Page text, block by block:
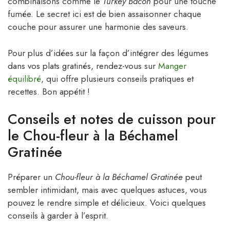
fumée. Le secret ici est de bien assaisonner chaque
couche pour assurer une harmonie des saveurs.
Pour plus d’idées sur la façon d’intégrer des légumes
dans vos plats gratinés, rendez-vous sur Manger
équilibré, qui offre plusieurs conseils pratiques et
recettes. Bon appétit !
Conseils et notes de cuisson pour
le Chou-fleur à la Béchamel
Gratinée
Préparer un Chou-fleur à la Béchamel Gratinée peut
sembler intimidant, mais avec quelques astuces, vous
pouvez le rendre simple et délicieux. Voici quelques
conseils à garder à l’esprit.